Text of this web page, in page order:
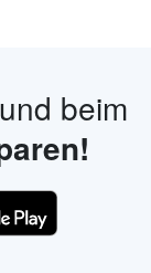
beim